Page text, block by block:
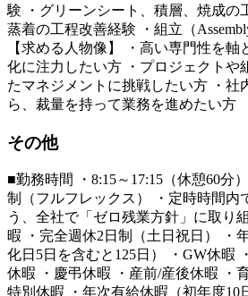
験 ・グリーンシート、積層、焼成の
蒸着の工程改善経験 ・組立（
【求める人物像】 ・高い専門性を
化に注力したい方 ・プロジェクトや
たマネジメントに挑戦したい方 ・社
ら、裁量を持って業務を進めたい方
その他
■勤務時間 ・8:15～17:15（休憩60分
制（フルフレックス） ・定時時間内
う、全社で「ゼロ残業方針」に取り
暇 ・完全週休2日制（土日祝日） ・
化日5日を含むと125日） ・GW休暇
休暇 ・慶弔休暇 ・産前/産後休暇 ・
特別休暇 ・年次有給休暇（初年度10